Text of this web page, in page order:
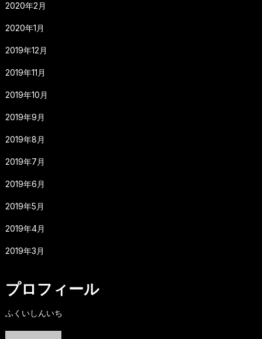
2020年2月
2020年1月
2019年12月
2019年11月
2019年10月
2019年9月
2019年8月
2019年7月
2019年6月
2019年5月
2019年4月
2019年3月
プロフィール
ふくいしんいち